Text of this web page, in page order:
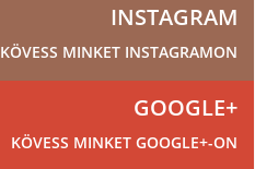
INSTAGRAM
KÖVESS MINKET INSTAGRAMON
GOOGLE+
KÖVESS MINKET GOOGLE+-ON